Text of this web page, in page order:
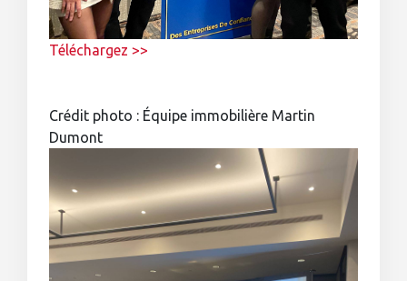
Téléchargez >>
Crédit photo : Équipe immobilière Martin
Dumont